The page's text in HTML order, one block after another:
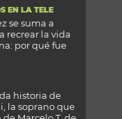
EN LA TELE
se suma a
recrear la vida
por qué fue
historia de
la soprano que